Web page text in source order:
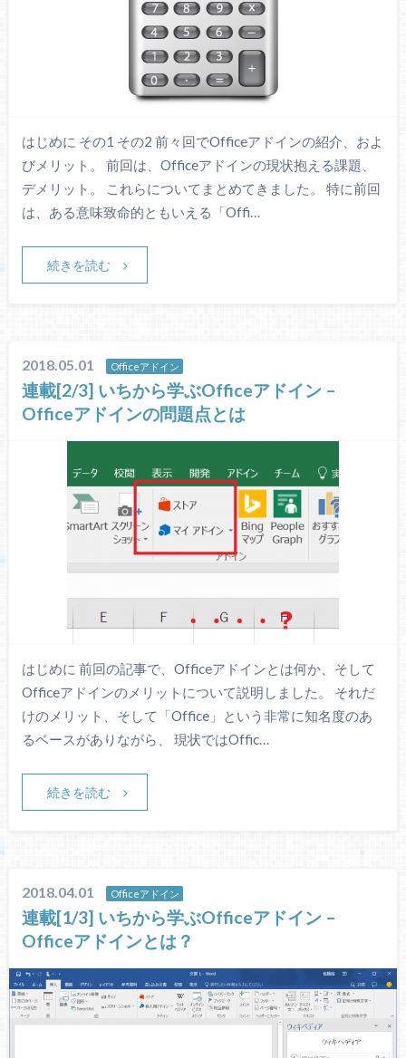
はじめに その1 その2 前々回でOfficeアドインの紹介、およ
びメリット。 前回は、Officeアドインの現状抱える課題、
デメリット。 これらについてまとめてきました。 特に前回
は、ある意味致命的ともいえる「Offi…
続きを読む
2018.05.01 Officeアドイン
連載[2/3] いちから学ぶOfficeアドイン –
Officeアドインの問題点とは
はじめに 前回の記事で、Officeアドインとは何か、そして
Officeアドインのメリットについて説明しました。 それだ
けのメリット、そして「Office」という非常に知名度のあ
るベースがありながら、 現状ではOffic…
続きを読む
2018.04.01 Officeアドイン
連載[1/3] いちから学ぶOfficeアドイン –
Officeアドインとは？